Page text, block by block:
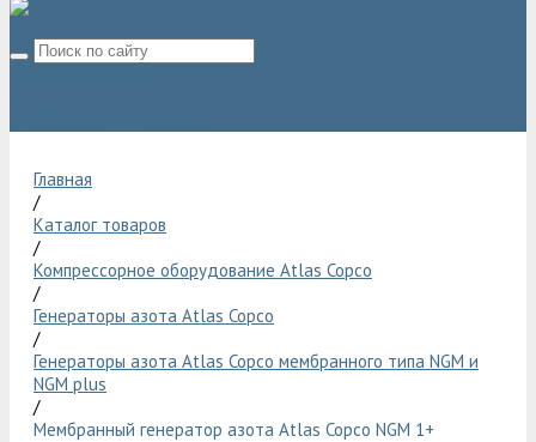
Главная
/
Каталог товаров
/
Компрессорное оборудование Atlas Copco
/
Генераторы азота Atlas Copco
/
Генераторы азота Atlas Copco мембранного типа NGM и
NGM plus
/
Мембранный генератор азота Atlas Copco NGM 1+